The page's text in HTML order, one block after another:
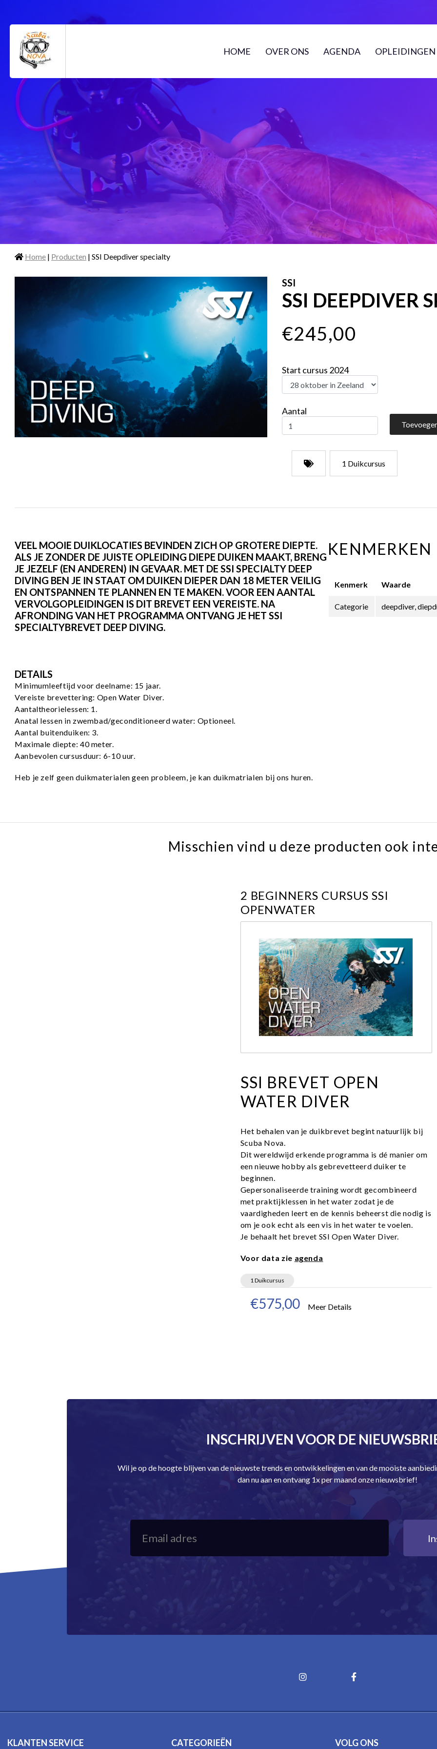
HOME OVER ONS AGENDA OPLEIDINGEN
Home | Producten | SSI Deepdiver specialty
SSI
SSI DEEPDIVER
€245,00
Start cursus 2024
Aantal
1 Duikcursus
VEEL MOOIE DUIKLOCATIES BEVINDEN ZICH OP GROTERE DIEPTE.
ALS JE ZONDER DE JUISTE OPLEIDING DIEPE DUIKEN MAAKT, BRENG
JE JEZELF (EN ANDEREN) IN GEVAAR. MET DE SSI SPECIALTY DEEP
DIVING BEN JE IN STAAT OM DUIKEN DIEPER DAN 18 METER VEILIG
EN ONTSPANNEN TE PLANNEN EN TE MAKEN. VOOR EEN AANTAL
VERVOLGOPLEIDINGEN IS DIT BREVET EEN VEREISTE. NA
AFRONDING VAN HET PROGRAMMA ONTVANG JE HET SSI
SPECIALTYBREVET DEEP DIVING.
DETAILS
Minimumleeftijd voor deelname: 15 jaar.
Vereiste brevettering: Open Water Diver.
Aantaltheorielessen: 1.
Anatal lessen in zwembad/geconditioneerd water: Optioneel.
Aantal buitenduiken: 3.
Maximale diepte: 40 meter.
Aanbevolen cursusduur: 6-10 uur.
Heb je zelf geen duikmaterialen geen probleem, je kan duikmatrialen bij ons huren.
KENMERKEN
Kenmerk Waarde
Categorie deepdiver,
Misschien vind u deze producten ook
2 BEGINNERS CURSUS SSI
OPENWATER
SSI BREVET OPEN
WATER DIVER
Het behalen van je duikbrevet begint natuurlijk bij
Scuba Nova.
Dit wereldwijd erkende programma is dé manier om
een nieuwe hobby als gebrevetteerd duiker te
beginnen.
Gepersonaliseerde training wordt gecombineerd
met praktijklessen in het water zodat je de
vaardigheden leert en de kennis beheerst die nodig is
om je ook echt als een vis in het water te voelen.
Je behaalt het brevet SSI Open Water Diver.
Voor data zie agenda
1 Duikcursus
€575,00 Meer Details
INSCHRIJVEN VOOR DE
Wil je op de hoogte blijven van de nieuwste trends en ontwikkelingen en van de mooiste
dan nu aan en ontvang 1x per maand onze nieuwsbrief!
KLANTEN SERVICE CATEGORIEËN VOLG ONS